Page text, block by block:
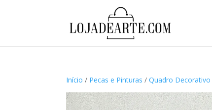
Início / Pecas e Pinturas /Quadro Decorativo